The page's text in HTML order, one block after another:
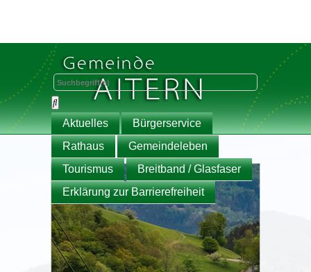
Aktuelles
Bürgerservice
Rathaus
Gemeindeleben
Tourismus
Breitband / Glasfaser
Erklärung zur Barrierefreiheit